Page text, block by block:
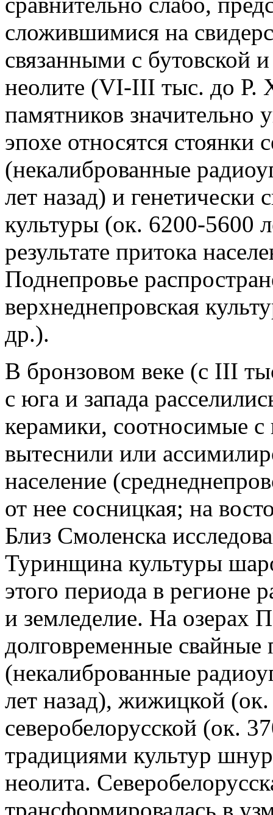
сложившимися на
связанными с бутовской
неолите (VI-III тыс. до Р.
памятников значительно
эпохе относятся стоянки
(некалиброванные
лет назад) и генетически
культуры (ок. 6200-5600
результате притока
Поднепровье
верхнеднепровская
др.).
В бронзовом веке (с III
с юга и запада
керамики, соотносимые
вытеснили или
население
от нее сосницкая; на
Близ Смоленска
Туринщина культуры
этого периода в регионе
и земледелие. На озерах
долговременные свайные
(некалиброванные
лет назад), жижицкой
северобелорусской (ок.
традициями культур
неолита.
трансформировалась в